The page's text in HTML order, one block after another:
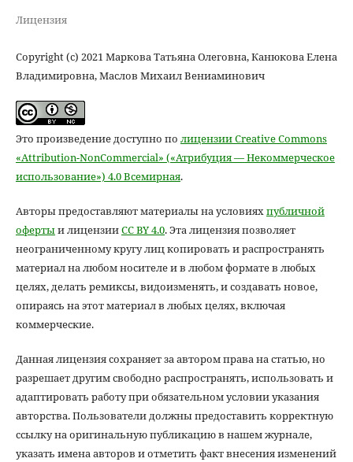
Лицензия
Copyright (c) 2021 Маркова Татьяна Олеговна, Канюкова Елена
Владимировна, Маслов Михаил Вениаминович
Это произведение доступно по лицензии Creative Commons
«Attribution-NonCommercial» («Атрибуция — Некоммерческое
использование») 4.0 Всемирная.
Авторы предоставляют материалы на условияхпубличной
офертыи лицензииCC BY 4.0. Эта лицензия позволяет
неограниченному кругу лиц копировать и распространять
материал на любом носителе и в любом формате в любых
целях, делать ремиксы, видоизменять, и создавать новое,
опираясь на этот материал в любых целях, включая
коммерческие.
Данная лицензия сохраняет за автором права на статью, но
разрешает другим свободно распространять, использовать и
адаптировать работу при обязательном условии указания
авторства. Пользователи должны предоставить корректную
ссылку на оригинальную публикацию в нашем журнале,
указать имена авторов и отметить факт внесения изменений